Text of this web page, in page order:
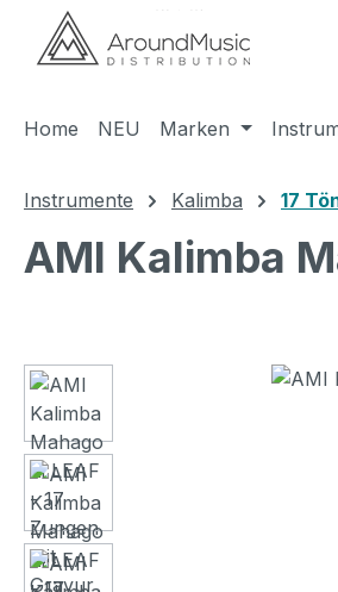
Hauptinhalt springen
Zur Suche springen
Zur Hauptnavigation springen
Home NEU Marken
Instrumente Kalimba 17
AMI Kalimba
Bildergalerie überspringen